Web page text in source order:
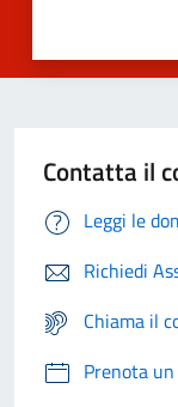
Contatta il
Leggi le
Richiedi
Chiama il
Prenota